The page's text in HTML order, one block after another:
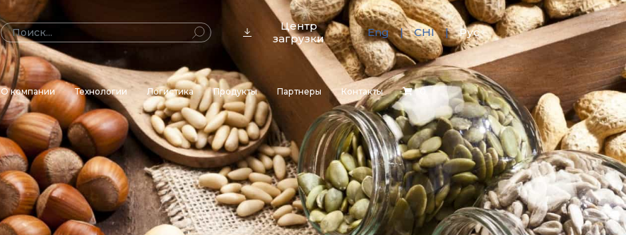
Центр
загрузки
Eng CHI Рус
О компании Технологии Логистика Продукты Партнеры Контакты 0